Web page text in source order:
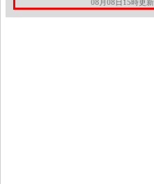
08月08日15時更新